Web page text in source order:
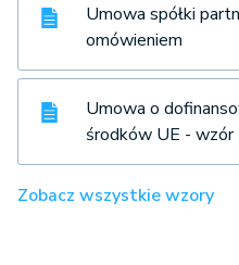
Umowa spółki
omówieniem
Umowa o
środków UE - wzór
Zobacz wszystkie wzory